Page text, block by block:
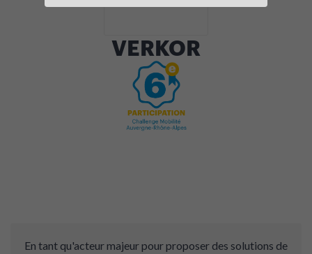
VERKOR
En tant qu'acteur majeur pour proposer des solutions de